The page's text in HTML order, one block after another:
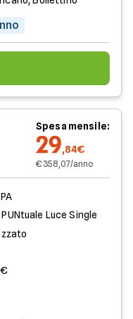
Spesa mensile:
29,84€
€ 358,07/anno
Luce Single
€